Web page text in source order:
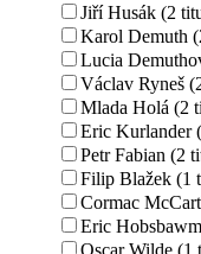
Jiří Husák (2
Karol Demuth
Lucia
Václav Ryneš
Mlada Holá (2
Eric Kurlander
Petr Fabian (2
Filip Blažek (1
Cormac
Eric
Oscar Wilde (1